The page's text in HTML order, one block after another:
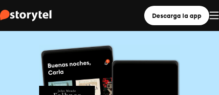
Descarga la app